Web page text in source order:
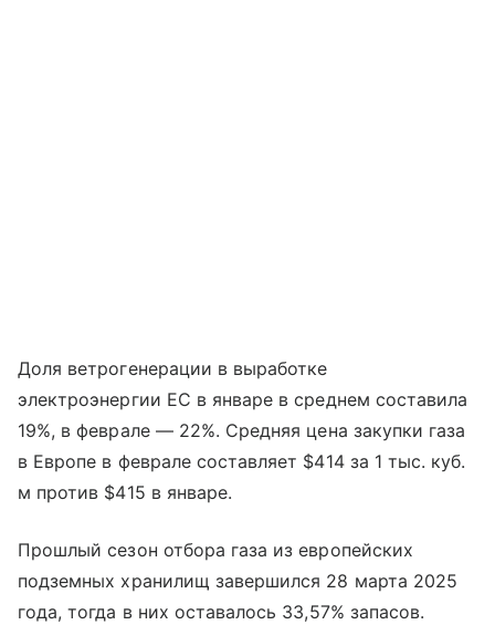
Доля ветрогенерации в выработке
электроэнергии ЕС в январе в среднем составила
19%, в феврале — 22%. Средняя цена закупки газа
в Европе в феврале составляет $414 за 1 тыс. куб.
м против $415 в январе.
Прошлый сезон отбора газа из европейских
подземных хранилищ завершился 28 марта 2025
года, тогда в них оставалось 33,57% запасов.